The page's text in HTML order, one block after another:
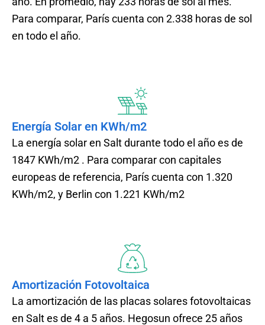
Para comparar, París cuenta con 2.338 horas de sol
en todo el año.
Energía Solar en KWh/m2
La energía solar en Salt durante todo el año es de
1847 KWh/m2 . Para comparar con capitales
europeas de referencia, París cuenta con 1.320
KWh/m2, y Berlin con 1.221 KWh/m2
Amortización Fotovoltaica
La amortización de las placas solares fotovoltaicas
en Salt es de 4 a 5 años. Hegosun ofrece 25 años